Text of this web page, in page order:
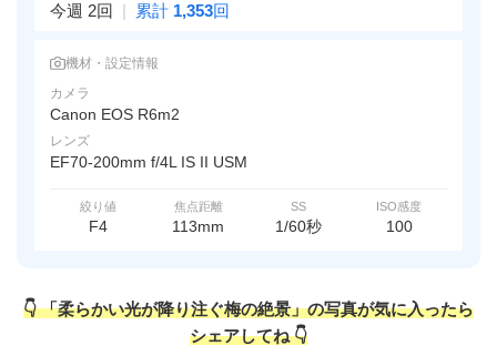
今週 2回 | 累計 1,353回
機材・設定情報
カメラ
Canon EOS R6m2
レンズ
EF70-200mm f/4L IS II USM
絞り値
F4
焦点距離
113mm
SS
1/60秒
ISO感度
100
👇 「柔らかい光が降り注ぐ梅の絶景」の写真が気に入ったら
シェアしてね 👇